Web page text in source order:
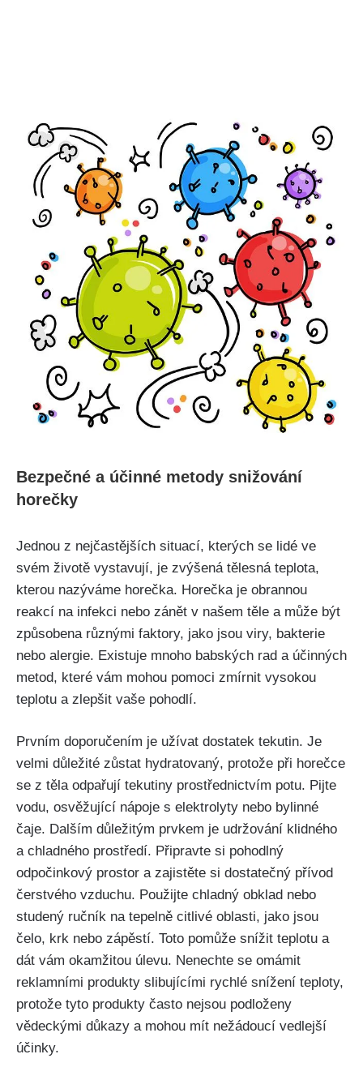
Bezpečné a účinné metody snižování
horečky
Jednou z nejčastějších situací, kterých se‌ lidé ve
svém životě ⁢vystavují, je zvýšená tělesná teplota,
⁣kterou nazýváme ‍horečka. Horečka je obrannou⁤
reakcí na infekci nebo zánět v našem těle a může být
způsobena různými faktory, jako jsou viry, bakterie
nebo alergie. Existuje mnoho babských rad a účinných
metod, které vám mohou pomoci zmírnit vysokou‍
teplotu a zlepšit vaše ⁤pohodlí.
Prvním doporučením je užívat dostatek tekutin. Je
velmi důležité zůstat hydratovaný, protože při horečce
se z těla⁣ odpařují tekutiny​ prostřednictvím potu. ‍Pijte
vodu, osvěžující nápoje s elektrolyty‌ nebo bylinné
čaje. Dalším důležitým prvkem je udržování ⁤klidného
a chladného prostředí. Připravte si pohodlný
odpočinkový prostor a zajistěte si dostatečný přívod
čerstvého vzduchu. Použijte chladný obklad nebo
⁤studený ručník na ⁢tepelně citlivé oblasti, jako ‍jsou
čelo, krk nebo zápěstí. Toto pomůže snížit teplotu a
dát ⁢vám okamžitou úlevu. Nenechte se omámit
reklamními produkty slibujícími rychlé snížení teploty,
protože tyto produkty často nejsou podloženy
vědeckými důkazy a mohou mít nežádoucí vedlejší
účinky.